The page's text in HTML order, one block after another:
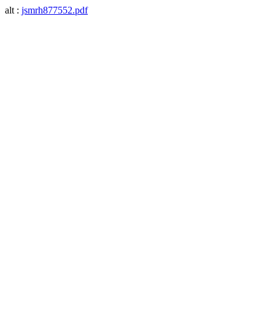
alt : jsmrh877552.pdf